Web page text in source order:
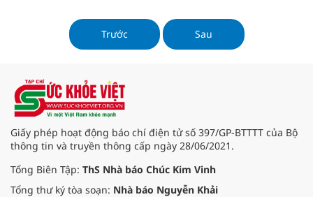
Trung tâm Bảo trợ xã hội và Trẻ em
để nắm tình hình, giải quyết
những khó khăn vướng mắc sau
Trước Sau
Giấy phép hoạt động báo chí điện tử số 397/GP-BTTTT của Bộ
thông tin và truyền thông cấp ngày 28/06/2021.
Tổng Biên Tập: ThS Nhà báo Chúc Kim Vinh
Tổng thư ký tòa soạn: Nhà báo Nguyễn Khải